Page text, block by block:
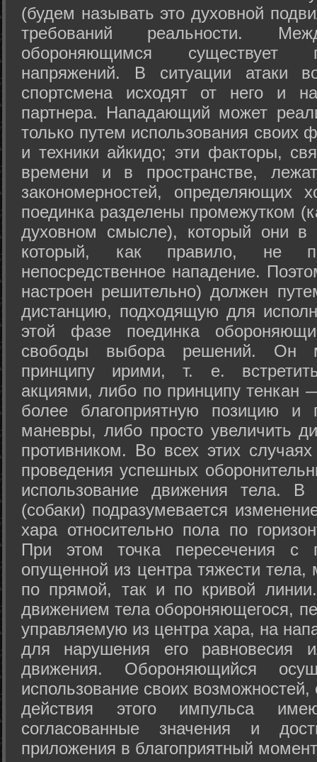
(будем называть это духовной
требований реальности.
обороняющимся существует
напряжений. В ситуации атаки
спортсмена исходят от него и
партнера. Нападающий может
только путем использования своих
и техники айкидо; эти факторы,
времени и в пространстве,
закономерностей, определяющих
поединка разделены промежутком
духовном смысле), который они в
который, как правило, не
непосредственное нападение.
настроен решительно) должен
дистанцию, подходящую для
этой фазе поединка
свободы выбора решений. Он
принципу ирими, т. е.
акциями, либо по принципу тенкан
более благоприятную позицию и
маневры, либо просто увеличить
противником. Во всех этих
проведения успешных
использование движения тела.
(собаки) подразумевается
хара относительно пола по
При этом точка пересечения с
опущенной из центра тяжести
по прямой, так и по кривой
движением тела обороняющегося,
управляемую из центра хара, на
для нарушения его равновесия
движения. Обороняющийся
использование своих
действия этого импульса
согласованные значения и
приложения в благоприятный